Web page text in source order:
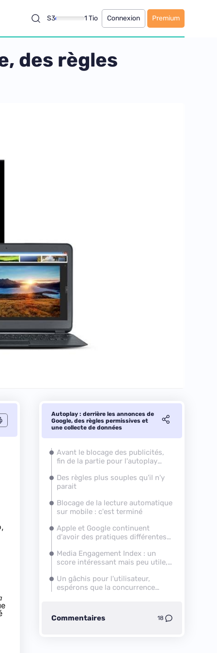
S3 1 Tio Connexion Premium
des règles
Autoplay : derrière les annonces de
Google, des règles permissives et
une collecte de données
Avant le blocage des publicités,
fin de la partie pour l'autoplay
Des règles plus souples qu'il n'y
parait
Blocage de la lecture automatique
sur mobile : c'est terminé
Apple et Google continuent
d'avoir des pratiques différentes,
Media Engagement Index : un
score intéressant mais peu utile,
Un gâchis pour l'utilisateur,
espérons que la concurrence
Commentaires 18